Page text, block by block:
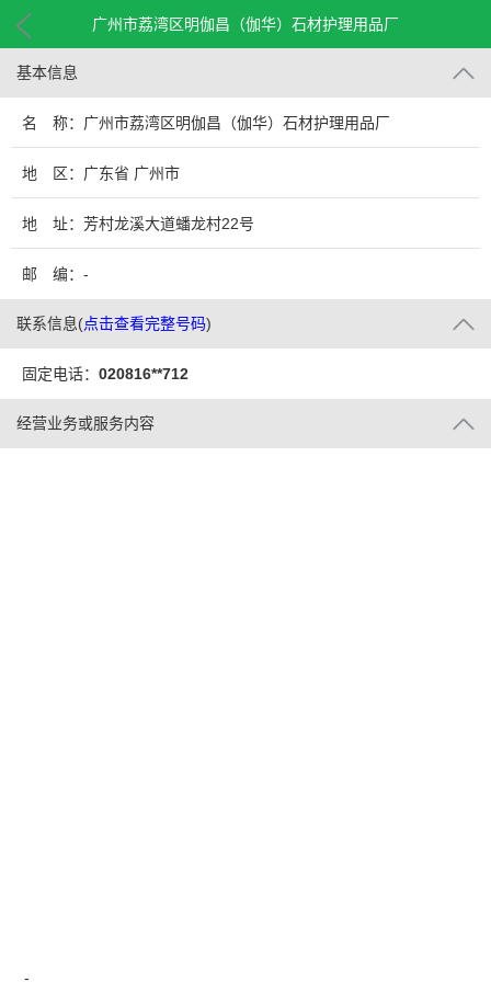
广州市荔湾区明伽昌（伽华）石材护理用品厂
基本信息
名 称：广州市荔湾区明伽昌（伽华）石材护理用品厂
地 区：广东省 广州市
地 址：芳村龙溪大道蟠龙村22号
邮 编：-
联系信息(点击查看完整号码)
固定电话： 020816**712
经营业务或服务内容
-